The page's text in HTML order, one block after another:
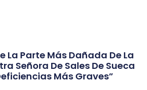
La Parte Más Dañada De La
Señora De Sales De Sueca
Más Graves”